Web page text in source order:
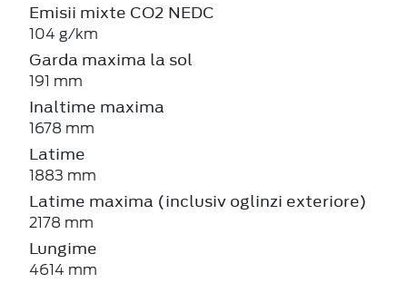
Emisii mixte CO2 NEDC
104 g/km
Garda maxima la sol
191 mm
Inaltime maxima
1678 mm
Latime
1883 mm
Latime maxima (inclusiv oglinzi exteriore)
2178 mm
Lungime
4614 mm